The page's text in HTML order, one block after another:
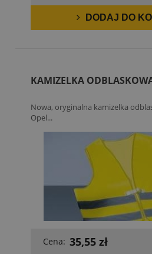
DODAJ DO
KAMIZELKA
Nowa, oryginalna kamizelka
Opel...
Cena: 35,55 zł